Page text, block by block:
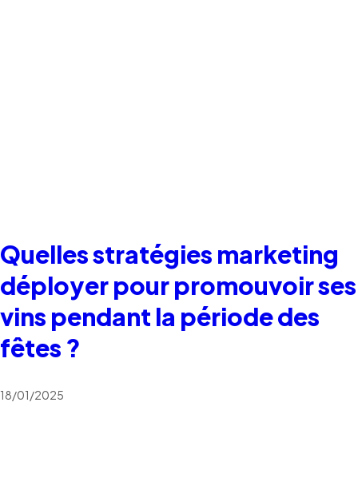
Quelles stratégies marketing
déployer pour promouvoir ses
vins pendant la période des
fêtes ?
18/01/2025